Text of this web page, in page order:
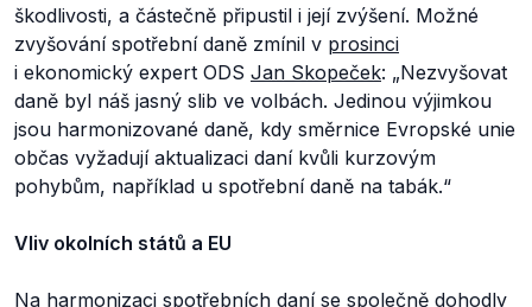
škodlivosti, a částečně připustil i její zvýšení. Možné
zvyšování spotřební daně zmínil v prosinci
i ekonomický expert ODS Jan Skopeček: „Nezvyšovat
daně byl náš jasný slib ve volbách. Jedinou výjimkou
jsou harmonizované daně, kdy směrnice Evropské unie
občas vyžadují aktualizaci daní kvůli kurzovým
pohybům, například u spotřební daně na tabák.“
Vliv okolních států a EU
Na harmonizaci spotřebních daní se společně dohodly